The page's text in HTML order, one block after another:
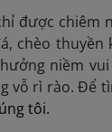
được
chèo thuyền
niềm
vỗ rì rào. Để
tôi.